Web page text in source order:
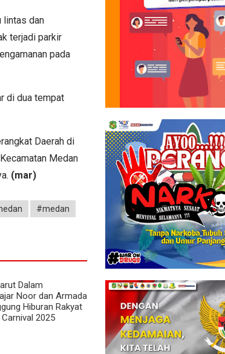
lintas dan
terjadi parkir
pada
di dua tempat
Daerah di
Medan
(mar)
#medan
Dalam
Noor dan Armada
Hiburan Rakyat
2025